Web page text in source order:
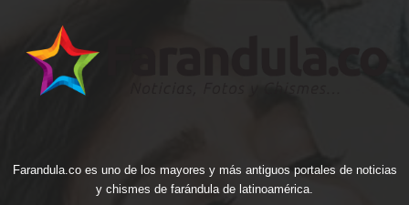
Farandula.co es uno de los mayores y más antiguos portales de noticias
y chismes de farándula de latinoamérica.